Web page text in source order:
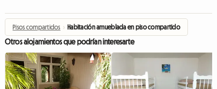
Pisos compartidos › Habitación amueblada en piso compartido
Otros alojamientos que podrían interesarte